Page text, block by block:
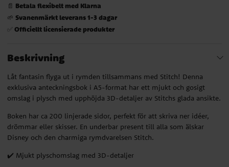
📄 Betala flexibelt med Klarna
🌱 Svanenmärkt leverans 1-3 dagar
✅ Officiellt licensierade produkter
Beskrivning
Låt fantasin flyga ut i rymden tillsammans med Stitch! Denna
exklusiva anteckningsbok i A5-format har ett mjukt och gosigt
omslag i plysch med upphöjda 3D-detaljer av Stitchs glada ansikte.
Boken har ca 200 linjerade sidor, perfekt för att skriva ner idéer,
drömmar eller skisser. En underbar present till alla som älskar
Disney och den charmiga rymdvarelsen Stitch.
✔️ Mjukt plyschomslag med 3D-detaljer